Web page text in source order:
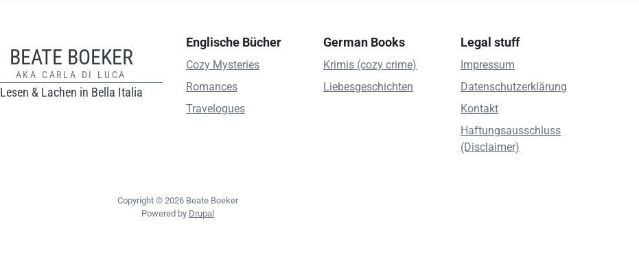
BEATE BOEKER
AKA CARLA DI LUCA
Lesen & Lachen in Bella Italia
Englische Bücher
Cozy Mysteries
Romances
Travelogues
German Books
Krimis (cozy crime)
Liebesgeschichten
Legal stuff
Impressum
Datenschutzerklärung
Kontakt
Haftungsausschluss
(Disclaimer)
Copyright © 2026 Beate Boeker
Powered by Drupal